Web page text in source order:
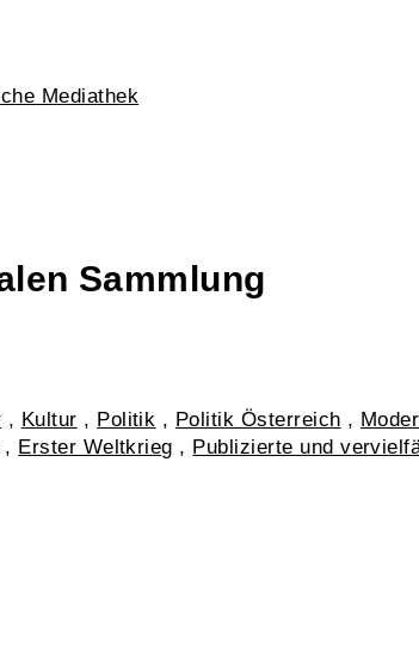
Mediathek
Sammlung
, Kultur , Politik , Politik Österreich ,
, Erster Weltkrieg , Publizierte und